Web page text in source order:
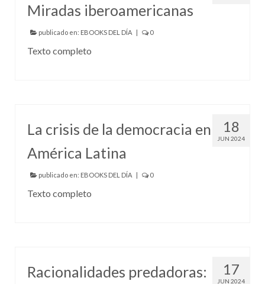
Miradas iberoamericanas
publicado en: EBOOKS DEL DÍA | 0
Texto completo
18
JUN 2024
La crisis de la democracia en
América Latina
publicado en: EBOOKS DEL DÍA | 0
Texto completo
17
JUN 2024
Racionalidades predadoras: